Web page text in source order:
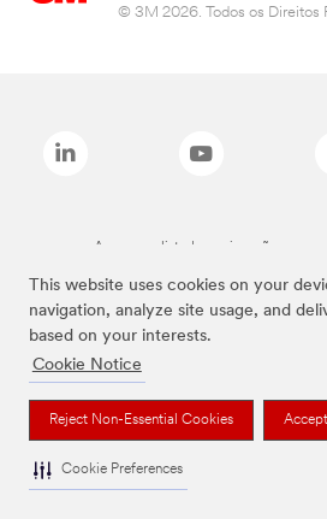
This website uses cookies on your
navigation, analyze site usage, and
based on your interests.
Cookie Notice
Reject Non-Essential Cookies
Cookie Preferences
© 3M 2026. Todos os Direitos
As marcas listadas a cima são